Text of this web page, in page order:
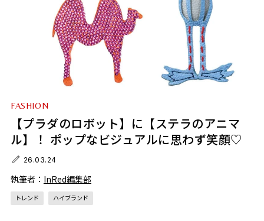
FASHION
【プラダのロボット】に【ステラのアニマ
ル】！ ポップなビジュアルに思わず笑顔♡
26.03.24
執筆者： InRed編集部
トレンド ハイブランド